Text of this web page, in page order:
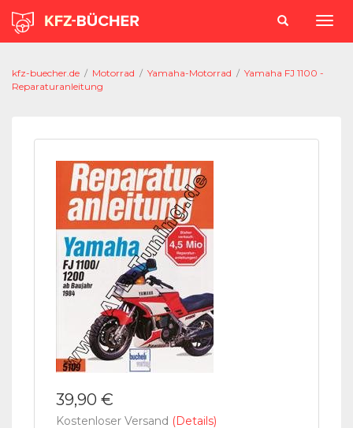
kfz-buecher.de / Motorrad / Yamaha-Motorrad / Yamaha FJ 1100 -
Reparaturanleitung
39,90 €
Kostenloser Versand (Details)